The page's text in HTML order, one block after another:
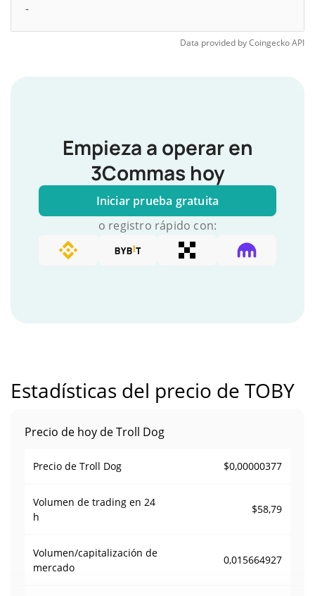
-
Data provided byCoingeckoAPI
Empieza a operar en
3Commas hoy
Iniciar prueba gratuita
o registro rápido con:
Estadísticas del precio de TOBY
Precio de hoy de Troll Dog
Precio de Troll Dog $0,00000377
Volumen de trading en 24
h
$58,79
Volumen/capitalización de
mercado
0,015664927